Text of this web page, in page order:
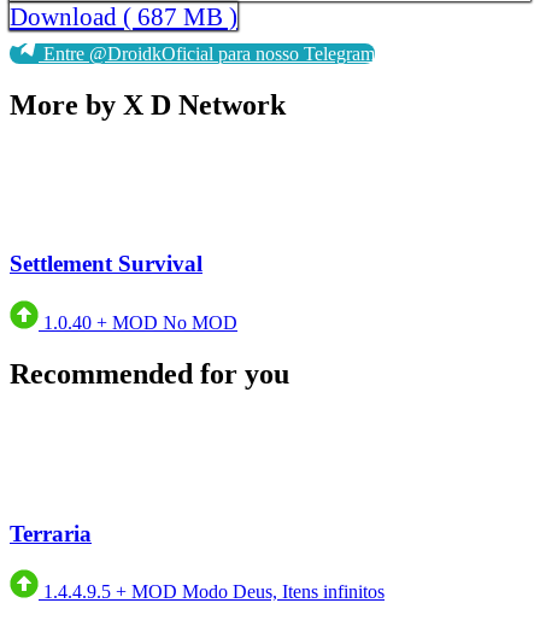
Download ( 687 MB )
Entre @DroidkOficial para nosso Telegram
More by X D Network
Settlement Survival
1.0.40 + MOD No MOD
Recommended for you
Terraria
1.4.4.9.5 + MOD Modo Deus, Itens infinitos